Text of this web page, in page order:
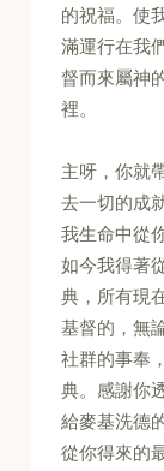
的祝福。使
滿運行在我
督而來屬神
裡。
主呀，你就
去一切的成
我生命中從
如今我得著
典，所有現
基督的，無
社群的事奉
典。感謝你
給麥基洗德
從你得來的